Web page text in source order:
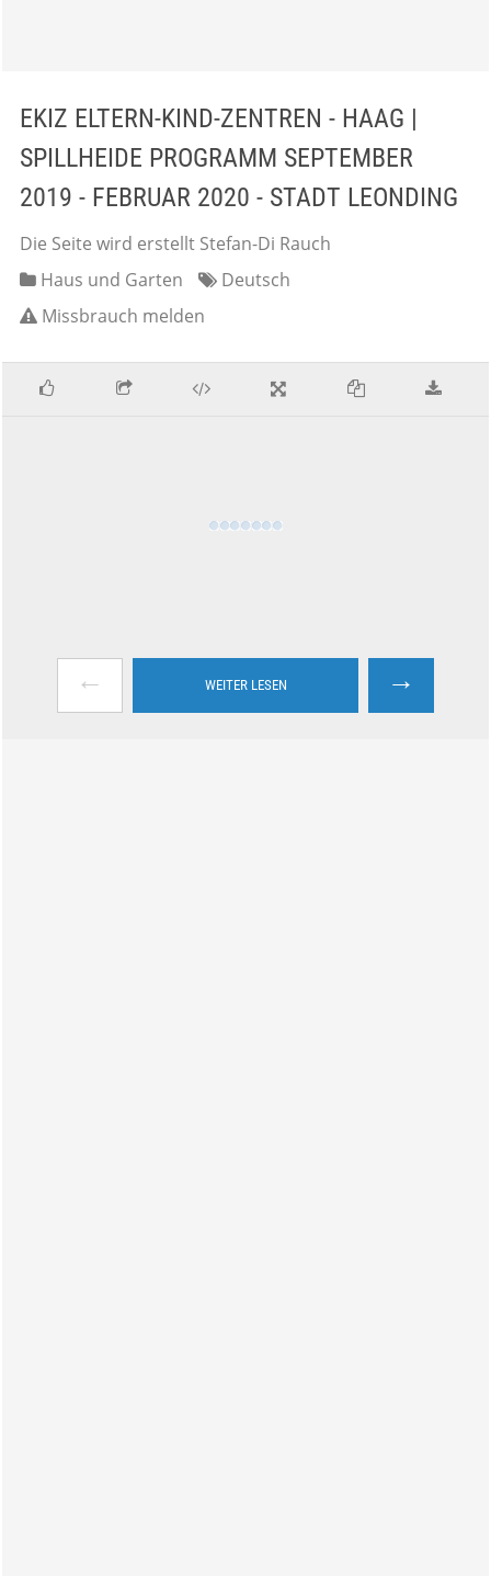
EKIZ ELTERN-KIND-ZENTREN - HAAG |
SPILLHEIDE PROGRAMM SEPTEMBER
2019 - FEBRUAR 2020 - STADT LEONDING
Die Seite wird erstellt Stefan-Di Rauch
Haus und Garten
Deutsch
Missbrauch melden
← WEITER LESEN →